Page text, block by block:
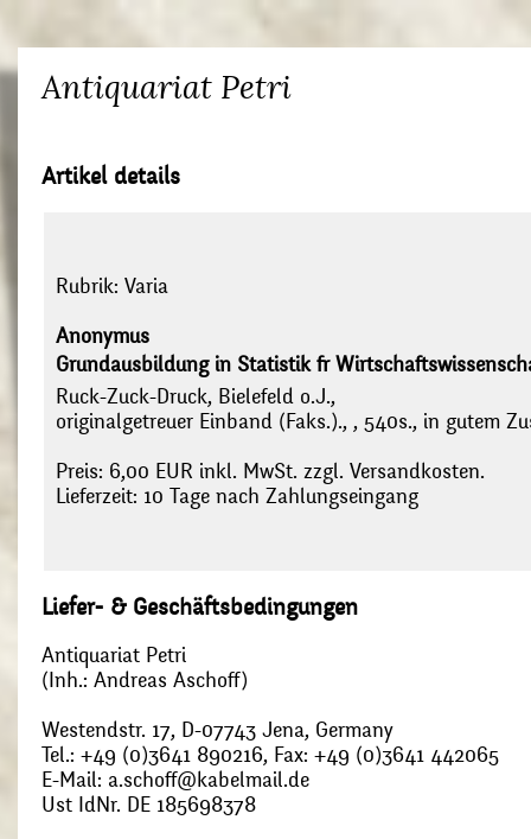
Antiquariat Petri
Artikel details
Rubrik: Varia
Anonymus
Grundausbildung in Statistik fr
Ruck-Zuck-Druck, Bielefeld o.J.,
originalgetreuer Einband (Faks.)., , 540s., in gutem
Preis: 6,00 EUR inkl. MwSt. zzgl. Versandkosten.
Lieferzeit: 10 Tage nach Zahlungseingang
Liefer- & Geschäftsbedingungen
Antiquariat Petri
(Inh.: Andreas Aschoff)
Westendstr. 17, D-07743 Jena, Germany
Tel.: +49 (0)3641 890216, Fax: +49 (0)3641 442065
E-Mail: a.schoff@kabelmail.de
Ust IdNr. DE 185698378